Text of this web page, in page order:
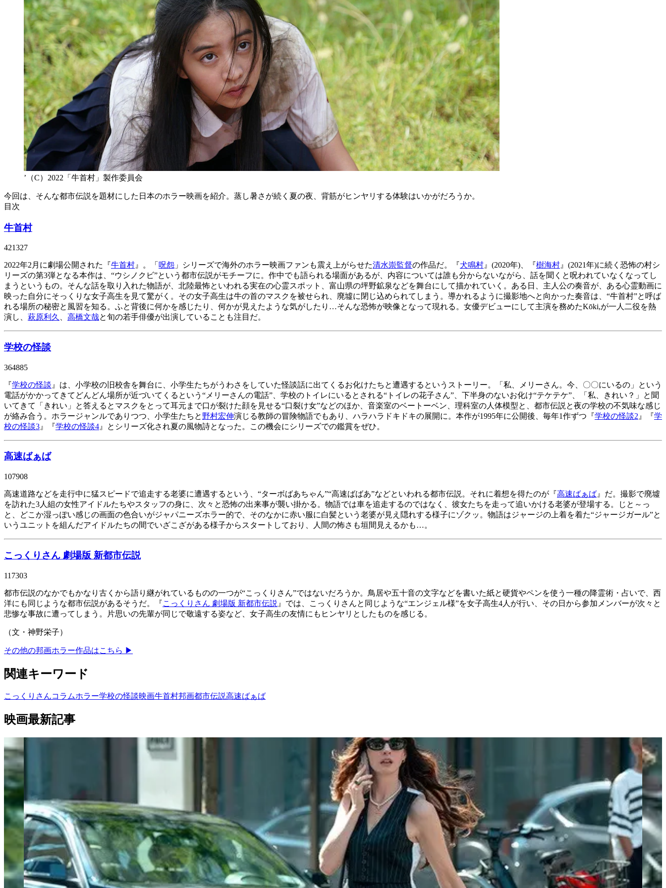
’（C）2022「牛首村」製作委員会
今回は、そんな都市伝説を題材にした日本のホラー映画を紹介。蒸し暑さが続く夏の夜、背筋がヒンヤリする体験はいかがだろうか。
目次
牛首村
421327
2022年2 月に劇場公開された『牛首村 』。「 呪怨 」シリーズで海外のホラー映画ファンも震え上がらせた清水崇監督の作品だ。『犬鳴村 』 (2020年) 、『樹海村 』 (2021年)に続く恐怖の村シ
リーズの第3弾となる本作は、“ウシノクビ”という都市伝説がモチーフに。作中でも語られる場面があるが、内容については誰も分からないながら、話を聞くと呪われていなくなってし
まうというもの。そんな話を取り入れた物語が、北陸最怖といわれる実在の心霊スポット、富山県の坪野鉱泉などを舞台にして描かれていく。ある日、主人公の奏音が、ある心霊動画に
映った自分にそっくりな女子高生を見て驚がく。その女子高生は牛の首のマスクを被せられ、廃墟に閉じ込められてしまう。導かれるように撮影地へと向かった奏音は、“牛首村”と呼ば
れる場所の秘密と風習を知る。ふと背後に何かを感じたり、何かが見えたような気がしたり…そんな恐怖が映像となって現れる。女優デビューにして主演を務めたKōki,が一人二役を熱
演し、 萩原利久 高橋文哉と旬の若手俳優が出演していることも注目だ。
学校の怪談
364885
『学校の怪談 』は、小学校の旧校舎を舞台に、小学生たちがうわさをしていた怪談話に出てくるお化けたちと遭遇するというストーリー。「私、メリーさん。今、〇〇にいるの」という
電話がかかってきてどんどん場所が近づいてくるという“メリーさんの電話”、学校のトイレにいるとされる“トイレの花子さん”、下半身のないお化け“テケテケ”、「私、きれい？」と聞
いてきて「きれい」と答えるとマスクをとって耳元まで口が裂けた顔を見せる“口裂け女”などのほか、音楽室のベートーベン、理科室の人体模型と、都市伝説と夜の学校の不気味な感じ
が絡み合う。ホラージャンルでありつつ、小学生たちと 野村宏伸演じる教師の冒険物語でもあり、ハラハラドキドキの展開に。本作が1995年に公開後、毎年1作ずつ『学校の怪談2 』『学
校の怪談3 』『学校の怪談4 』とシリーズ化され夏の風物詩となった。この機会にシリーズでの鑑賞をぜひ。
高速ばぁば
107908
高速道路などを走行中に猛スピードで追走する老婆に遭遇するという、“ターボばあちゃん”“高速ばばあ”などといわれる都市伝説。それに着想を得たのが『高速ばぁば 』だ。撮影で廃墟
を訪れた3人組の女性アイドルたちやスタッフの身に、次々と恐怖の出来事が襲い掛かる。物語では車を追走するのではなく、彼女たちを走って追いかける老婆が登場する。じと～っ
と、どこか湿っぽい感じの画面の色合いがジャパニーズホラー的で、そのなかに赤い服に白髪という老婆が見え隠れする様子にゾクッ。物語はジャージの上着を着た“ジャージガール”と
いうユニットを組んだアイドルたちの間でいざこざがある様子からスタートしており、人間の怖さも垣間見えるかも…。
こっくりさん 劇場版 新都市伝説
117303
都市伝説のなかでもかなり古くから語り継がれているものの一つが“こっくりさん”ではないだろうか。鳥居や五十音の文字などを書いた紙と硬貨やペンを使う一種の降霊術・占いで、西
洋にも同じような都市伝説があるそうだ。『こっくりさん 劇場版 新都市伝説 』では、こっくりさんと同じような“エンジェル様”を女子高生4人が行い、その日から参加メンバーが次々と
悲惨な事故に遭ってしまう。片思いの先輩が同じで敬遠する姿など、女子高生の友情にもヒンヤリとしたものを感じる。
（文・神野栄子）
その他の邦画ホラー作品はこちら ▶
関連キーワード
こっくりさんコラムホラー学校の怪談映画牛首村邦画都市伝説高速ばぁば
映画最新記事